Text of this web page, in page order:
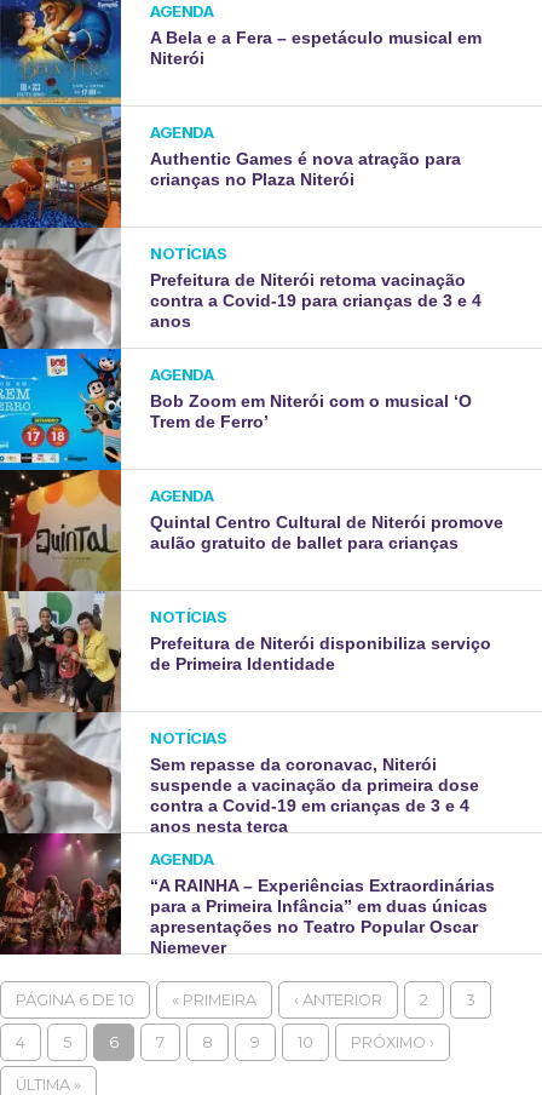
AGENDA
A Bela e a Fera – espetáculo musical em
Niterói
AGENDA
Authentic Games é nova atração para
crianças no Plaza Niterói
NOTÍCIAS
Prefeitura de Niterói retoma vacinação
contra a Covid-19 para crianças de 3 e 4
anos
AGENDA
Bob Zoom em Niterói com o musical ‘O
Trem de Ferro’
AGENDA
Quintal Centro Cultural de Niterói promove
aulão gratuito de ballet para crianças
NOTÍCIAS
Prefeitura de Niterói disponibiliza serviço
de Primeira Identidade
NOTÍCIAS
Sem repasse da coronavac, Niterói
suspende a vacinação da primeira dose
contra a Covid-19 em crianças de 3 e 4
anos nesta terça
AGENDA
“A RAINHA – Experiências Extraordinárias
para a Primeira Infância” em duas únicas
apresentações no Teatro Popular Oscar
Niemeyer
PÁGINA 6 DE 10 « PRIMEIRA ‹ ANTERIOR 2 3
4 5 6 7 8 9 10 PRÓXIMO ›
ÚLTIMA »